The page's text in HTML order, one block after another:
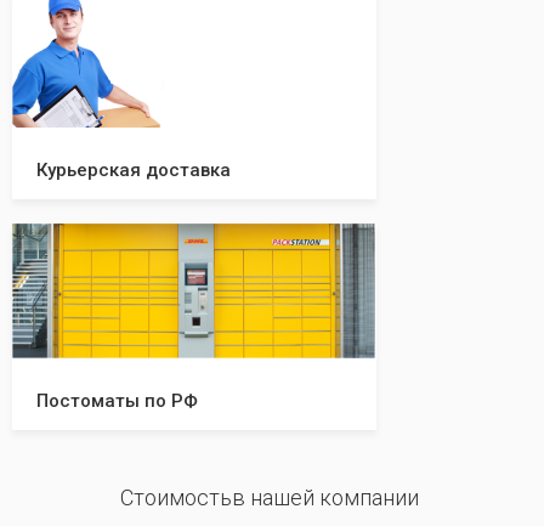
Курьерская доставка
Постоматы по РФ
Стоимостьв нашей компании